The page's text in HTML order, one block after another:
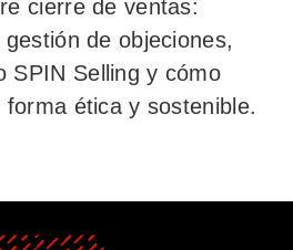
cierre de ventas:
de objeciones,
SPIN Selling y cómo
ética y sostenible.